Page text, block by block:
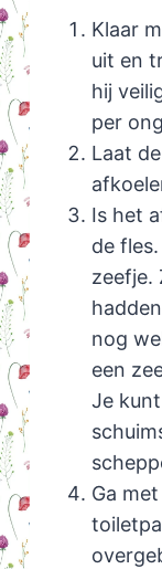
Klaar
uit en
hij
per
Laat
Is het
de
zeefje.
nog
een
Je
Ga